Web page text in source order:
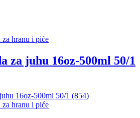
za hranu i piće
za juhu 16oz-500ml 50/1
za hranu i piće